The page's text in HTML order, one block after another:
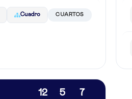
Cuadro CUARTOS
12 5 7